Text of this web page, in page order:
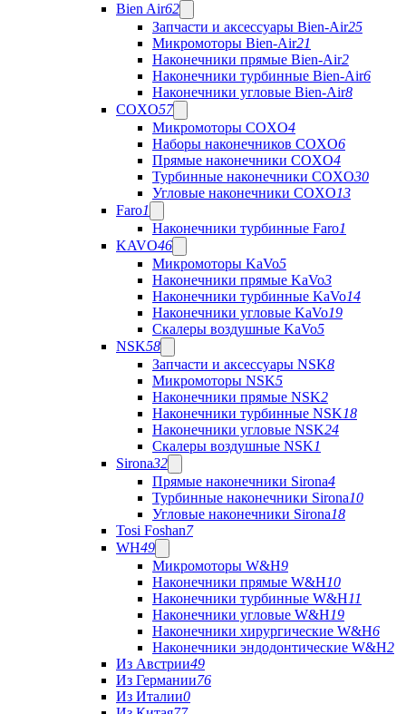
Bien Air62
Запчасти и аксессуары Bien-Air25
Микромоторы Bien-Air21
Наконечники прямые Bien-Air2
Наконечники турбинные Bien-Air6
Наконечники угловые Bien-Air8
COXO57
Микромоторы COXO4
Наборы наконечников COXO6
Прямые наконечники COXO4
Турбинные наконечники COXO30
Угловые наконечники COXO13
Faro1
Наконечники турбинные Faro1
KAVO46
Микромоторы KaVo5
Наконечники прямые KaVo3
Наконечники турбинные KaVo14
Наконечники угловые KaVo19
Скалеры воздушные KaVo5
NSK58
Запчасти и аксессуары NSK8
Микромоторы NSK5
Наконечники прямые NSK2
Наконечники турбинные NSK18
Наконечники угловые NSK24
Скалеры воздушные NSK1
Sirona32
Прямые наконечники Sirona4
Турбинные наконечники Sirona10
Угловые наконечники Sirona18
Tosi Foshan7
WH49
Микромоторы W&H9
Наконечники прямые W&H10
Наконечники турбинные W&H11
Наконечники угловые W&H19
Наконечники хирургические W&H6
Наконечники эндодонтические W&H2
Из Австрии49
Из Германии76
Из Италии0